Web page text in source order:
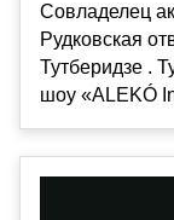
Совладелец
Рудковская
Тутберидзе .
шоу «ALEKÓ